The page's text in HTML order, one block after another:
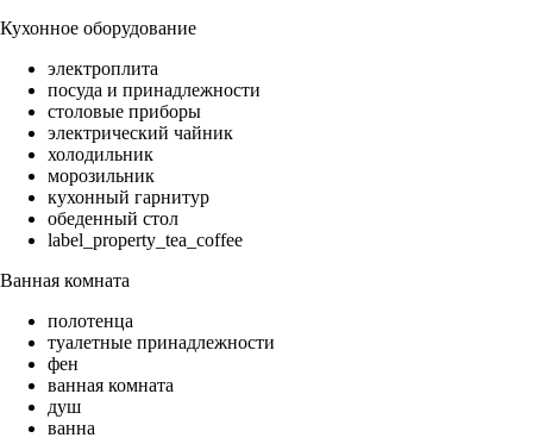
Кухонное оборудование
электроплита
посуда и принадлежности
столовые приборы
электрический чайник
холодильник
морозильник
кухонный гарнитур
обеденный стол
label_property_tea_coffee
Ванная комната
полотенца
туалетные принадлежности
фен
ванная комната
душ
ванна